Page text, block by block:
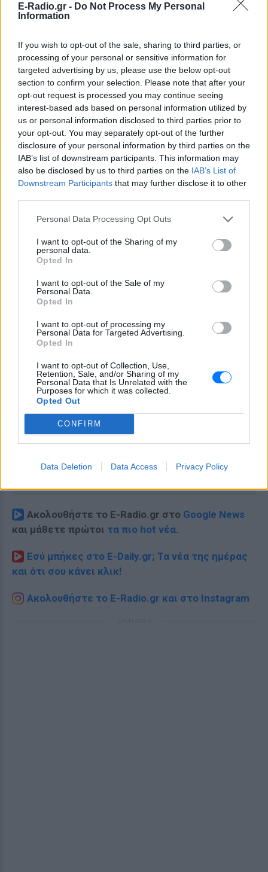
E-Radio.gr - Do Not Process My Personal
Information
If you wish to opt-out of the sale, sharing to third parties, or
processing of your personal or sensitive information for
targeted advertising by us, please use the below opt-out
section to confirm your selection. Please note that after your
opt-out request is processed you may continue seeing
interest-based ads based on personal information utilized by
us or personal information disclosed to third parties prior to
your opt-out. You may separately opt-out of the further
disclosure of your personal information by third parties on the
IAB’s list of downstream participants. This information may
also be disclosed by us to third parties on the IAB’s List of
Downstream Participants that may further disclose it to other
Personal Data Processing Opt Outs
I want to opt-out of the Sharing of my
personal data.
Opted In
I want to opt-out of the Sale of my
Personal Data.
Opted In
I want to opt-out of processing my
Personal Data for Targeted Advertising.
Opted In
I want to opt-out of Collection, Use,
Retention, Sale, and/or Sharing of my
Personal Data that Is Unrelated with the
Purposes for which it was collected.
Opted Out
CONFIRM
Data Deletion Data Access Privacy Policy
Grown Furniture: Η τέχνη του να δημιουργείς έπιπλα
πρώτος που το ξεκίνησε, και συνέχισε ο John
Krubsack και άλλοι.
Μπανάνες έργα τέχνης; Ναι, αν τα έχει επιμεληθεί ο
Εnd Cape!
Ποιος μπορεί επίσης να ξεχάσει την καλλιτέχνιδα
ΔΙΑΦΗΜΙΣΗ
Ακολουθήστε το E-Radio.gr στο Google News
και μάθετε πρώτοι τα πιο hot νέα.
Εσύ μπήκες στο E-Daily.gr; Τα νέα της ημέρας
και ότι σου κάνει κλικ!
Ακολουθήστε το E-Radio.gr και στο Instagram